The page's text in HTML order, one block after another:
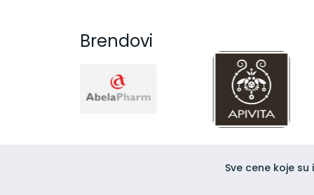
Regenerator za kosu
Šamponi
Ulje za kosu
Nega lica
Brendovi
Sve cene koje